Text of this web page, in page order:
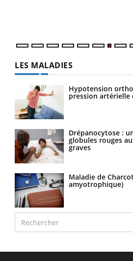
LES MALADIES
Hypotension
pression artérielle
Drépanocytose :
globules rouges
graves
Maladie de
amyotrophique)